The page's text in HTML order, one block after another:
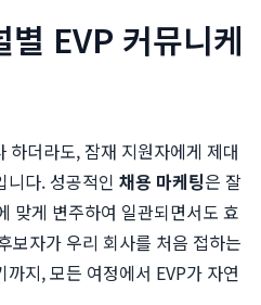
EVP 커뮤니케
하더라도, 잠재 지원자에게 제대
니다. 성공적인 채용 마케팅은 잘
맞게 변주하여 일관되면서도 효
보자가 우리 회사를 처음 접하는
지, 모든 여정에서 EVP가 자연